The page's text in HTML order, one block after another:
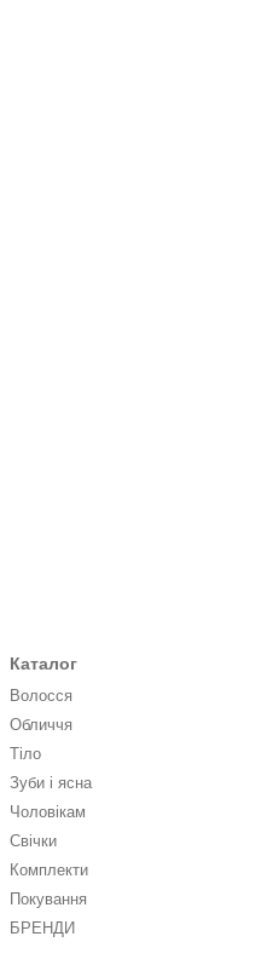
Каталог
Волосся
Обличчя
Тіло
Зуби і ясна
Чоловікам
Свічки
Комплекти
Покування
БРЕНДИ